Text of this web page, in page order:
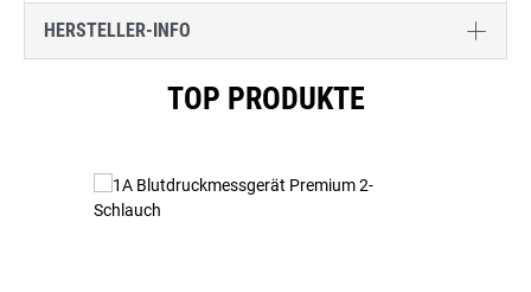
HERSTELLER-INFO
TOP PRODUKTE